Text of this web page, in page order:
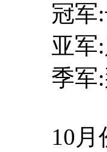
冠军:
亚军:
季军:
10月